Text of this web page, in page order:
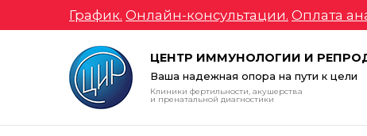
График. Онлайн-консультации. Оплата
ЦЕНТР ИММУНОЛОГИИ И
Ваша надежная опора на пути к цели
Клиники фертильности, акушерства
и пренатальной диагностики